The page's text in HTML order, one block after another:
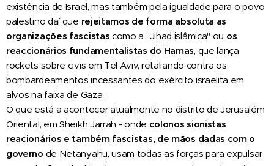
existência de Israel, mas também pela igualdade para o povo
palestino daí que rejeitamos de forma absoluta as
organizações fascistas como a "Jihad islâmica" ou os
reaccionários fundamentalistas do Hamas, que lança
rockets sobre civis em Tel Aviv, retaliando contra os
bombardeamentos incessantes do exército israelita em
alvos na faixa de Gaza.
O que está a acontecer atualmente no distrito de Jerusalém
Oriental, em Sheikh Jarrah - onde colonos sionistas
reacionários e também fascistas, de mãos dadas com o
governo de Netanyahu, usam todas as forças para expulsar